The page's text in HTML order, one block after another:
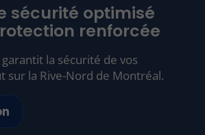
sécurité optimisé
renforcée
la sécurité de vos
sur la Rive-Nord de Montréal.